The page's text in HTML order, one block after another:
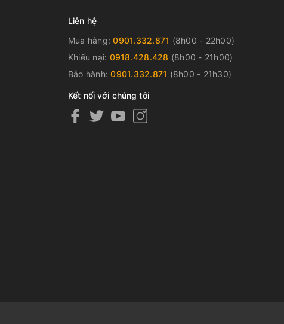
Liên hệ
Mua hàng:0901.332.871 (8h00 - 22h00)
Khiếu nại: 0918.428.428 (8h00 - 21h00)
Bảo hành:0901.332.871 (8h00 - 21h30)
Kết nối với chúng tôi